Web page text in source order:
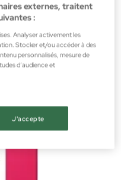
externes, traitent
:
Analyser activement les
Stocker et/ou accéder à des
personnalisés, mesure de
d’audience et
J'accepte